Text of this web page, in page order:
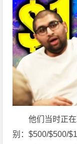
他们当时正
别：$500/$500/